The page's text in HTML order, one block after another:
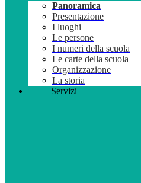
Panoramica
Presentazione
I luoghi
Le persone
I numeri della scuola
Le carte della scuola
Organizzazione
La storia
Servizi